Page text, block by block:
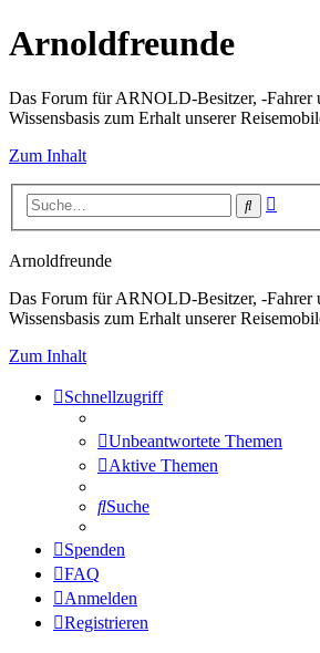
Arnoldfreunde
Das Forum für ARNOLD-Besitzer, -Fahrer
Wissensbasis zum Erhalt unserer
Zum Inhalt
Suche
Arnoldfreunde
Das Forum für ARNOLD-Besitzer, -Fahrer
Wissensbasis zum Erhalt unserer
Zum Inhalt
Schnellzugriff
Unbeantwortete Themen
Aktive Themen
Suche
Spenden
FAQ
Anmelden
Registrieren